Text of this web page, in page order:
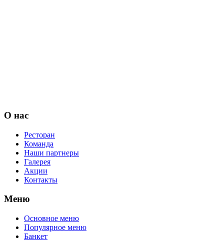
О нас
Ресторан
Команда
Наши партнеры
Галерея
Акции
Контакты
Меню
Основное меню
Популярное меню
Банкет